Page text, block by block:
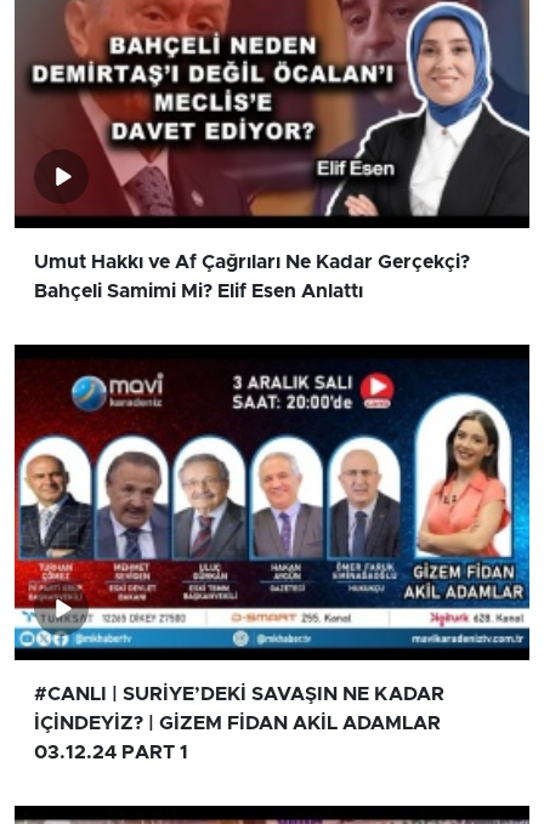
Umut Hakkı ve Af Çağrıları Ne Kadar Gerçekçi?
Bahçeli Samimi Mi? Elif Esen Anlattı
#CANLI | SURİYE’DEKİ SAVAŞIN NE KADAR
İÇİNDEYİZ? | GİZEM FİDAN AKİL ADAMLAR
03.12.24 PART 1